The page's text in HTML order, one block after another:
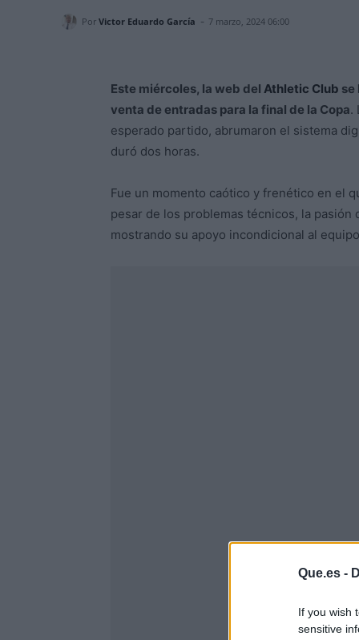
Que.es -
If you wish
sensitive
Por Victor Eduardo García - 7 marzo, 2024 06:00
Este miércoles, la web del Athletic Club se
venta de entradas para la final de la Copa.
esperado partido, abrumaron el sistema
duró dos horas.
Fue un momento caótico y frenético en el
pesar de los problemas técnicos, la
mostrando su apoyo incondicional al